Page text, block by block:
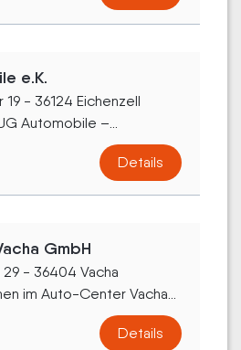
e.K.
19 - 36124 Eichenzell
Automobile –...
Details
GmbH
- 36404 Vacha
im Auto-Center Vacha...
Details